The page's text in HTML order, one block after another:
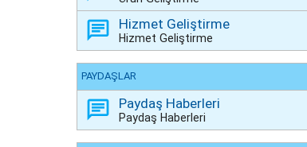
Hizmet Geliştirme
Hizmet Geliştirme
PAYDAŞLAR
Paydaş Haberleri
Paydaş Haberleri